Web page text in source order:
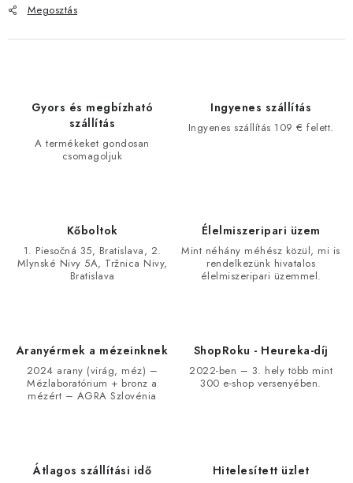
Megosztás
Gyors és megbízható
szállítás
A termékeket gondosan
csomagoljuk
Ingyenes szállítás
Ingyenes szállítás 109 € felett.
Kőboltok
1. Piesočná 35, Bratislava, 2.
Mlynské Nivy 5A, Tržnica Nivy,
Bratislava
Élelmiszeripari üzem
Mint néhány méhész közül, mi is
rendelkezünk hivatalos
élelmiszeripari üzemmel.
Aranyérmek a mézeinknek
2024 arany (virág, méz) –
Mézlaboratórium + bronz a
mézért – AGRA Szlovénia
ShopRoku - Heureka-díj
2022-ben – 3. hely több mint
300 e-shop versenyében.
Átlagos szállítási idő Hitelesített üzlet